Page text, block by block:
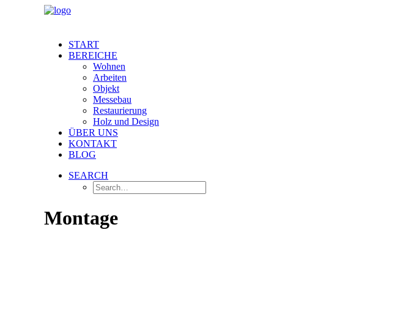
START
BEREICHE
Wohnen
Arbeiten
Objekt
Messebau
Restaurierung
Holz und Design
ÜBER UNS
KONTAKT
BLOG
SEARCH
Montage